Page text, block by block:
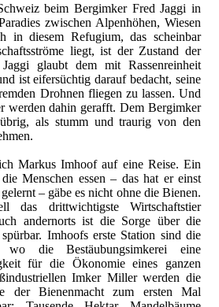
beim Bergimker Fred Jaggi in
zwischen Alpenhöhen, Wiesen
in diesem Refugium, das scheinbar
liegt, ist der Zustand der
glaubt dem mit Rassenreinheit
ist eifersüchtig darauf bedacht, seine
Drohnen fliegen zu lassen. Und
werden dahin gerafft. Dem Bergimker
als stumm und traurig von den
Markus Imhoof auf eine Reise. Ein
Menschen essen – das hat er einst
– gäbe es nicht ohne die Bienen.
das drittwichtigste Wirtschaftstier
andernorts ist die Sorge über die
Imhoofs erste Station sind die
wo die Bestäubungsimkerei eine
für die Ökonomie eines ganzen
Imker Miller werden die
der Bienenmacht zum ersten Mal